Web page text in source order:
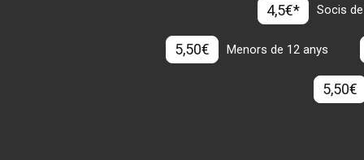
4,5€* Socis
5,50€ Menors de 12 anys
5,50€